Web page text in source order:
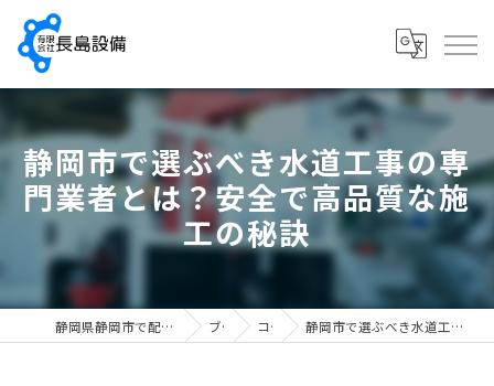
静岡市で選ぶべき水道工事の専
門業者とは？安全で高品質な施
工の秘訣
静岡県静岡市で配管工の求人なら有限会社長島設備 ブログ コラム 静岡市で選ぶべき水道工事の専門業者とは？安全で高品質な施工の秘訣